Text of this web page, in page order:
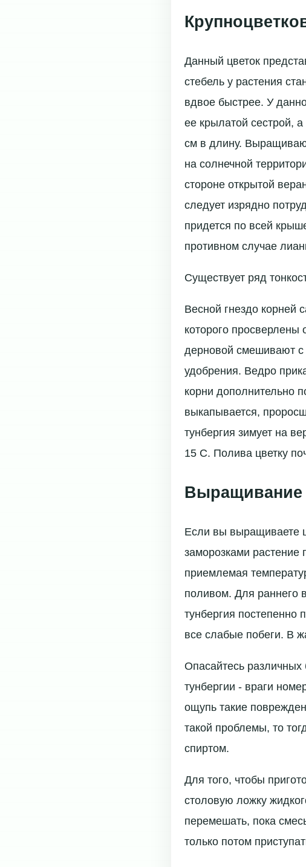
Данный цветок
стебель у растения
вдвое быстрее. У
ее крылатой сестрой,
см в длину.
на солнечной
стороне открытой
следует изрядно
придется по всей
противном случае
Существует ряд
Весной гнездо корней
которого
дерновой смешивают с
удобрения. Ведро
корни дополнительно
выкапывается,
тунбергия зимует на
15 C. Полива цветку
Выращивание
Если вы выращиваете
заморозками
приемлемая
поливом. Для раннего
тунбергия постепенно
все слабые побеги. В
Опасайтесь
тунбергии - враги
ощупь такие
такой проблемы, то
спиртом.
Для того, чтобы
столовую ложку
перемешать, пока
только потом